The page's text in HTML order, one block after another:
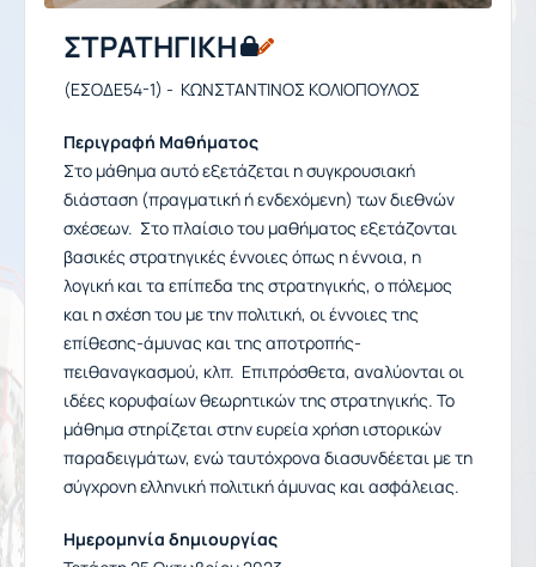
ΣΤΡΑΤΗΓΙΚΗ
(ΕΣΟΔΕ54-1) - ΚΩΝΣΤΑΝΤΙΝΟΣ ΚΟΛΙΟΠΟΥΛΟΣ
Περιγραφή Μαθήματος
Στο μάθημα αυτό εξετάζεται η συγκρουσιακή
διάσταση (πραγματική ή ενδεχόμενη) των διεθνών
σχέσεων. Στο πλαίσιο του μαθήματος εξετάζονται
βασικές στρατηγικές έννοιες όπως η έννοια, η
λογική και τα επίπεδα της στρατηγικής, ο πόλεμος
και η σχέση του με την πολιτική, οι έννοιες της
επίθεσης-άμυνας και της αποτροπής-
πειθαναγκασμού, κλπ. Επιπρόσθετα, αναλύονται οι
ιδέες κορυφαίων θεωρητικών της στρατηγικής. Το
μάθημα στηρίζεται στην ευρεία χρήση ιστορικών
παραδειγμάτων, ενώ ταυτόχρονα διασυνδέεται με τη
σύγχρονη ελληνική πολιτική άμυνας και ασφάλειας.
Ημερομηνία δημιουργίας